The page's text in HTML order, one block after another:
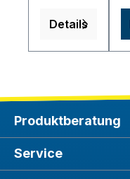
Details
Produktberatung
Service